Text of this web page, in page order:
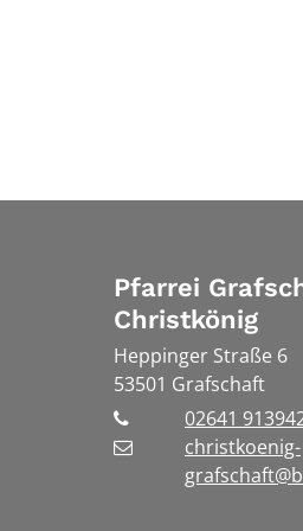
Pfarrei
Christkönig
Heppinger Straße 6
53501 Grafschaft
02641
christkoenig-